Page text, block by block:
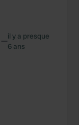
—il y a presque
6 ans